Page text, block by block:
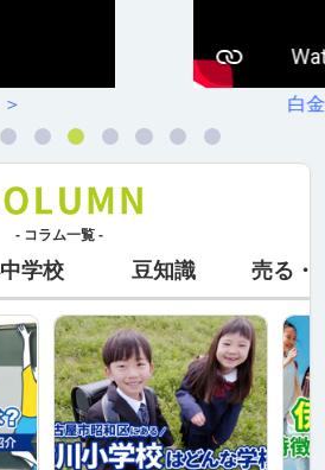
学校に関するコラム＞＞
- コラム一覧 -
学校 豆知識 売る・